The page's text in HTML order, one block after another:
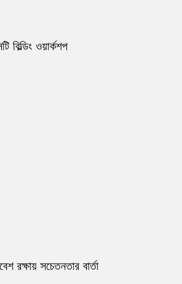
বিল্ডিং ওয়ার্কশপ
রক্ষায় সচেতনতার বার্তা